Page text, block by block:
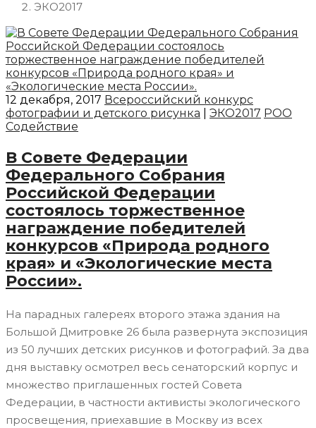
ЭКО2017
12 декабря, 2017 Всероссийский конкурс
фотографии и детского рисунка
ЭКО2017 РОО
Содействие
В Совете Федерации
Федерального Собрания
Российской Федерации
состоялось торжественное
награждение победителей
конкурсов «Природа родного
края» и «Экологические места
России».
На парадных галереях второго этажа здания на
Большой Дмитровке 26 была развернута экспозиция
из 50 лучших детских рисунков и фотографий. За два
дня выставку осмотрел весь сенаторский корпус и
множество приглашенных гостей Совета
Федерации, в частности активисты экологического
просвещения, приехавшие в Москву из всех